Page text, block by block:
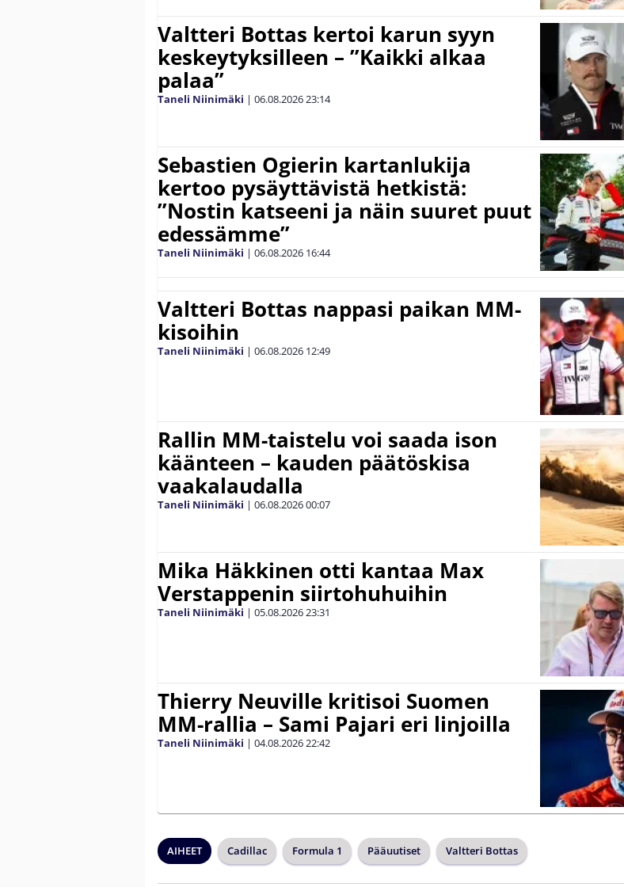
Valtteri Bottas kertoi karun syyn
keskeytyksilleen – ”Kaikki alkaa
palaa”
Taneli Niinimäki | 06.08.202623:14
Sebastien Ogierin kartanlukija
kertoo pysäyttävistä hetkistä:
”Nostin katseeni ja näin suuret puut
edessämme”
Taneli Niinimäki | 06.08.2026 16:44
Valtteri Bottas nappasi paikan MM-
kisoihin
Taneli Niinimäki | 06.08.2026 12:49
Rallin MM-taistelu voi saada ison
käänteen – kauden päätöskisa
vaakalaudalla
Taneli Niinimäki | 06.08.202600:07
Mika Häkkinen otti kantaa Max
Verstappenin siirtohuhuihin
Taneli Niinimäki | 05.08.202623:31
Thierry Neuville kritisoi Suomen
MM-rallia – Sami Pajari eri linjoilla
Taneli Niinimäki | 04.08.202622:42
AIHEET Cadillac Formula 1 Pääuutiset Valtteri Bottas